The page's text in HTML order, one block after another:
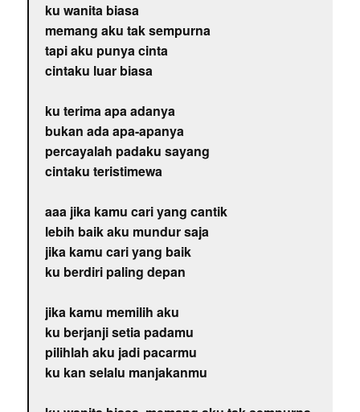
ku wanita biasa
memang aku tak sempurna
tapi aku punya cinta
cintaku luar biasa
ku terima apa adanya
bukan ada apa-apanya
percayalah padaku sayang
cintaku teristimewa
aaa jika kamu cari yang cantik
lebih baik aku mundur saja
jika kamu cari yang baik
ku berdiri paling depan
jika kamu memilih aku
ku berjanji setia padamu
pilihlah aku jadi pacarmu
ku kan selalu manjakanmu